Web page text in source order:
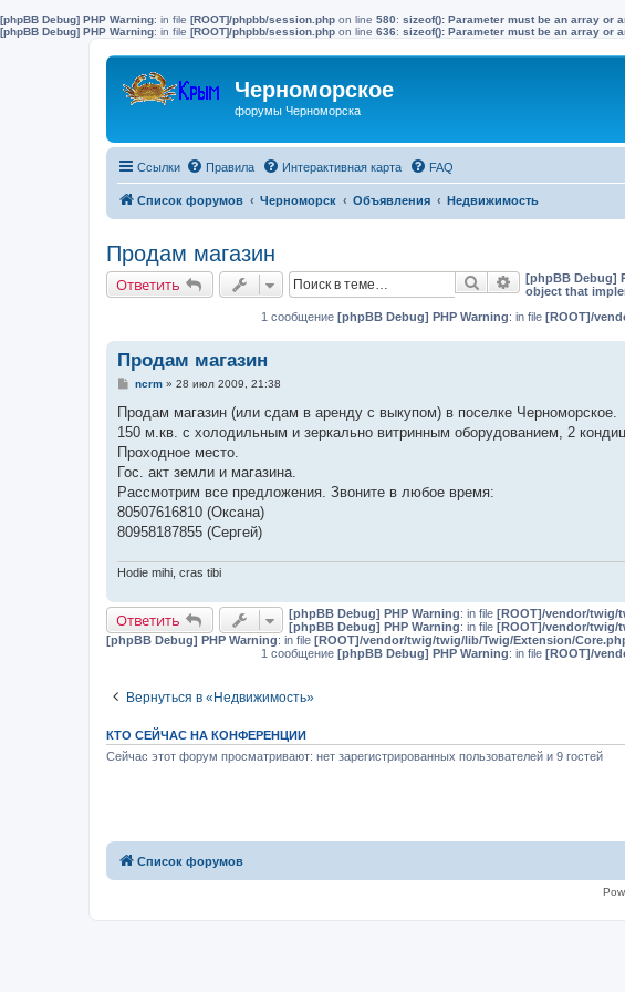
[phpBB Debug] PHP Warning: in file [ROOT]/phpbb/session.php on line 580: sizeof(): Parameter must be an array or
[phpBB Debug] PHP Warning: in file [ROOT]/phpbb/session.php on line 636: sizeof(): Parameter must be an array or
Черноморское
форумы Черноморска
Ссылки Правила Интерактивная карта FAQ
Список форумов Черноморск Объявления Недвижимость
Продам магазин
Ответить Поиск Расширенный
[phpBB Debug]
object that
1 сообщение [phpBB Debug] PHP Warning: in file [ROOT]/
Продам магазин
С
о
щ
е
и
е
ncrm» 28 июл 2009, 21:38
Продам магазин (или сдам в аренду с выкупом) в поселке Черноморское.
150 м.кв. с холодильным и зеркально витринным оборудованием, 2
Проходное место.
Гос. акт земли и магазина.
Рассмотрим все предложения. Звоните в любое время:
80507616810 (Оксана)
80958187855 (Сергей)
Hodie mihi, cras tibi
Ответить [phpBB Debug] PHP Warning: in file [ROOT]/vendor/twig/
[phpBB Debug] PHP Warning: in file [ROOT]/vendor/twig/
[phpBB Debug] PHP Warning: in file [ROOT]/vendor/twig/twig/lib/Twig/Extension/
1 сообщение [phpBB Debug] PHP Warning: in file [ROOT]/
Вернуться в «Недвижимость»
КТО СЕЙЧАС НА КОНФЕРЕНЦИИ
Сейчас этот форум просматривают: нет зарегистрированных пользователей и 9 гостей
Список форумов